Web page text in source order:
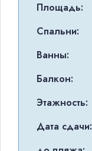
Площадь:
Спальни:
Ванны:
Балкон:
Этажность:
Дата сдачи: